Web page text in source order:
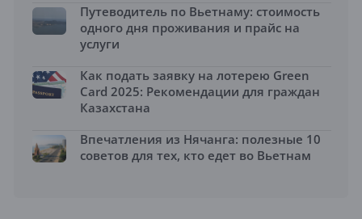
Путеводитель по Вьетнаму: стоимость
одного дня проживания и прайс на
услуги
Как подать заявку на лотерею Green
Card 2025: Рекомендации для граждан
Казахстана
Впечатления из Нячанга: полезные 10
советов для тех, кто едет во Вьетнам